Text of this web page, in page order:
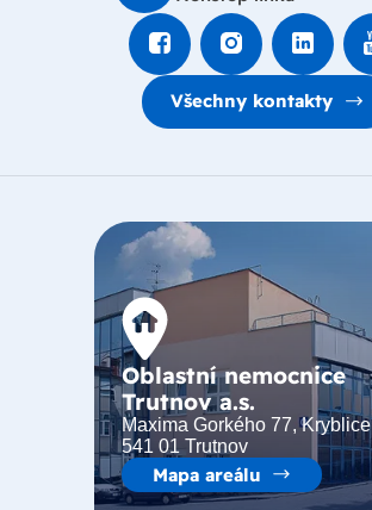
Všechny kontakty
Oblastní nemocnice
Trutnov a.s.
Maxima Gorkého 77, Kryblice
541 01 Trutnov
Mapa areálu